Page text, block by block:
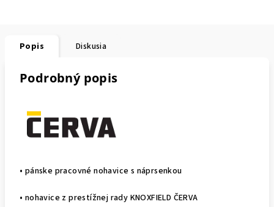
Popis Diskusia
Podrobný popis
• pánske pracovné nohavice s náprsenkou
• nohavice z prestížnej rady KNOXFIELD ČERVA